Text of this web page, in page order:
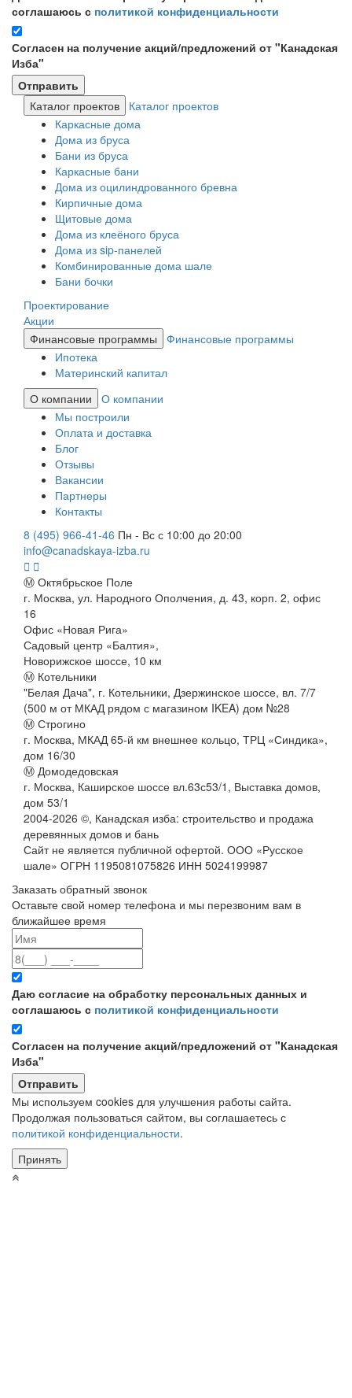
соглашаюсь с политикой конфиденциальности
Согласен на получение акций/предложений от "Канадская
Изба"
Каталог проектов
Каталог проектов
Каркасные дома
Дома из бруса
Бани из бруса
Каркасные бани
Дома из оцилиндрованного бревна
Кирпичные дома
Щитовые дома
Дома из клеёного бруса
Дома из sip-панелей
Комбинированные дома шале
Бани бочки
Проектирование
Акции
Финансовые программы
Финансовые программы
Ипотека
Материнский капитал
О компании
О компании
Мы построили
Оплата и доставка
Блог
Отзывы
Вакансии
Партнеры
Контакты
8 (495) 966-41-46 Пн - Вс с 10:00 до 20:00
info@canadskaya-izba.ru
Ⓜ Октябрьское Поле
г. Москва, ул. Народного Ополчения, д. 43, корп. 2, офис
16
Офис «Новая Рига»
Садовый центр «Балтия»,
Новорижское шоссе, 10 км
Ⓜ Котельники
"Белая Дача", г. Котельники, Дзержинское шоссе, вл. 7/7
(500 м от МКАД рядом с магазином IKEA) дом №28
Ⓜ Строгино
г. Москва, МКАД 65-й км внешнее кольцо, ТРЦ «Синдика»,
дом 16/30
Ⓜ Домодедовская
г. Москва, Каширское шоссе вл.63с53/1, Выставка домов,
дом 53/1
2004-2026 ©, Канадская изба: строительство и продажа
деревянных домов и бань
Сайт не является публичной офертой. ООО «Русское
шале» ОГРН 1195081075826 ИНН 5024199987
Заказать обратный звонок
Оставьте свой номер телефона и мы перезвоним вам в
ближайшее время
Даю согласие на обработку персональных данных и
соглашаюсь с политикой конфиденциальности
Согласен на получение акций/предложений от "Канадская
Изба"
Мы используем cookies для улучшения работы сайта.
Продолжая пользоваться сайтом, вы соглашаетесь с
политикой конфиденциальности.
Принять